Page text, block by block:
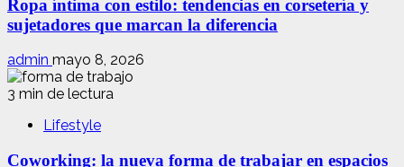
Ropa íntima con estilo: tendencias en corsetería y
sujetadores que marcan la diferencia
admin mayo 8, 2026
3 min de lectura
Lifestyle
Coworking: la nueva forma de trabajar en espacios